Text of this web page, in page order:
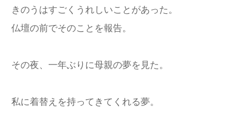
きのうはすごくうれしいことがあった。
仏壇の前でそのことを報告。
その夜、一年ぶりに母親の夢を見た。
私に着替えを持ってきてくれる夢。